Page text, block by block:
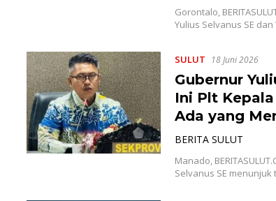
Gorontalo,
Yulius Selvanus SE
SULUT 18 Juni 2026
Gubernur
Ini Plt
Ada yang
BERITA SULUT
Manado,
Selvanus SE